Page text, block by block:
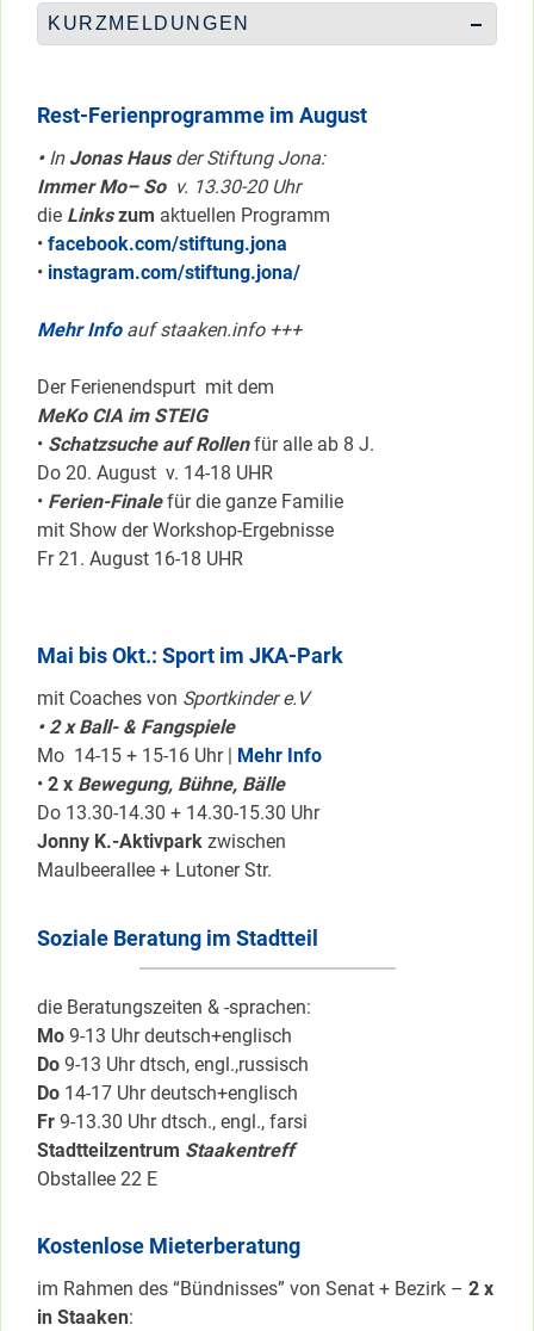
KURZMELDUNGEN
Rest-Ferienprogramme im August
•InJonas Hausder Stiftung Jona:
Immer Mo– So v. 13.30-20 Uhr
die Linkszum aktuellen Programm
• facebook.com/stiftung.jona
• instagram.com/stiftung.jona/
Mehr Infoauf staaken.info +++
Der Ferienendspurt mit dem
MeKo CIA im STEIG
• Schatzsuche auf Rollenfür alle ab 8 J.
Do 20. August v. 14-18 UHR
• Ferien-Finalefür die ganze Familie
mit Show der Workshop-Ergebnisse
Fr 21. August 16-18 UHR
Mai bis Okt.: Sport im JKA-Park
mit Coaches von Sportkinder e.V
• 2 x Ball- & Fangspiele
Mo 14-15 + 15-16 Uhr | Mehr Info
• 2 x Bewegung, Bühne, Bälle
Do 13.30-14.30 + 14.30-15.30 Uhr
Jonny K.-Aktivpark zwischen
Maulbeerallee + Lutoner Str.
Soziale Beratung im Stadtteil
die Beratungszeiten & -sprachen:
Mo 9-13 Uhr deutsch+englisch
Do 9-13 Uhr dtsch, engl.,russisch
Do 14-17 Uhr deutsch+englisch
Fr 9-13.30 Uhr dtsch., engl., farsi
Stadtteilzentrum Staakentreff
Obstallee 22 E
Kostenlose Mieterberatung
im Rahmen des “Bündnisses” von Senat + Bezirk – 2 x
in Staaken: